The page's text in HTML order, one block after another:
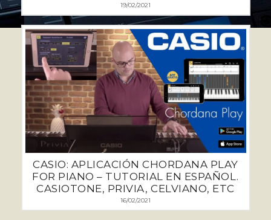
19/02/2021
CASIO: APLICACIÓN CHORDANA PLAY
FOR PIANO – TUTORIAL EN ESPAÑOL.
CASIOTONE, PRIVIA, CELVIANO, ETC
16/02/2021